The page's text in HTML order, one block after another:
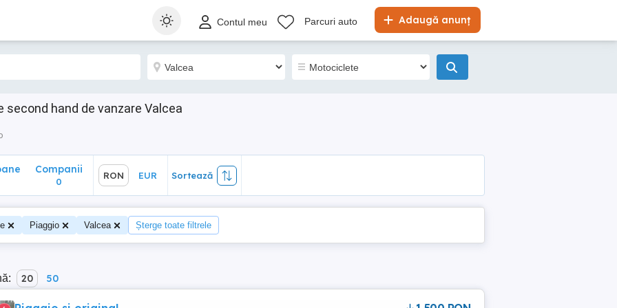
Adaugă anunț
Contul meu Parcuri auto
hand de vanzare Valcea
Sortează
Companii
0
RON EUR Sortează
Piaggio Valcea Șterge toate filtrele
20 50